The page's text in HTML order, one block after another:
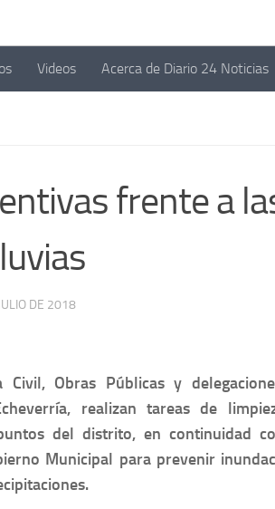
Videos Acerca de Diario 24 Noticias
frente a
DE 2018
Civil, Obras Públicas y
realizan tareas de
del distrito, en continuidad
Municipal para prevenir